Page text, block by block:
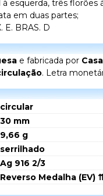
esquerda, três florões
em duas partes;
E. BRAS. D
e fabricada por
. Letra
circular
30 mm
9,66 g
serrilhado
Ag 916 2/3
Reverso Medalha (EV)